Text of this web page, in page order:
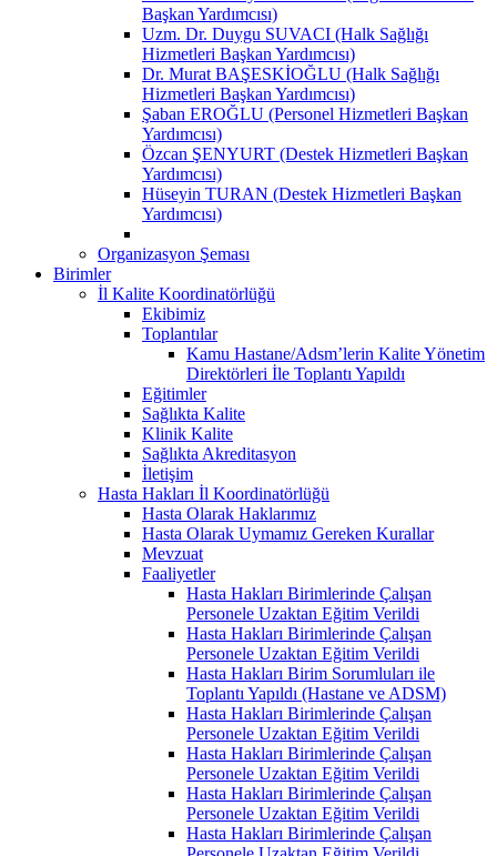
Başkan Yardımcısı)
Uzm. Dr. Duygu SUVACI (Halk Sağlığı
Hizmetleri Başkan Yardımcısı)
Dr. Murat BAŞESKİOĞLU (Halk Sağlığı
Hizmetleri Başkan Yardımcısı)
Şaban EROĞLU (Personel Hizmetleri Başkan
Yardımcısı)
Özcan ŞENYURT (Destek Hizmetleri Başkan
Yardımcısı)
Hüseyin TURAN (Destek Hizmetleri Başkan
Yardımcısı)
Organizasyon Şeması
Birimler
İl Kalite Koordinatörlüğü
Ekibimiz
Toplantılar
Kamu Hastane/Adsm’lerin Kalite Yönetim
Direktörleri İle Toplantı Yapıldı
Eğitimler
Sağlıkta Kalite
Klinik Kalite
Sağlıkta Akreditasyon
İletişim
Hasta Hakları İl Koordinatörlüğü
Hasta Olarak Haklarımız
Hasta Olarak Uymamız Gereken Kurallar
Mevzuat
Faaliyetler
Hasta Hakları Birimlerinde Çalışan
Personele Uzaktan Eğitim Verildi
Hasta Hakları Birimlerinde Çalışan
Personele Uzaktan Eğitim Verildi
Hasta Hakları Birim Sorumluları ile
Toplantı Yapıldı (Hastane ve ADSM)
Hasta Hakları Birimlerinde Çalışan
Personele Uzaktan Eğitim Verildi
Hasta Hakları Birimlerinde Çalışan
Personele Uzaktan Eğitim Verildi
Hasta Hakları Birimlerinde Çalışan
Personele Uzaktan Eğitim Verildi
Hasta Hakları Birimlerinde Çalışan